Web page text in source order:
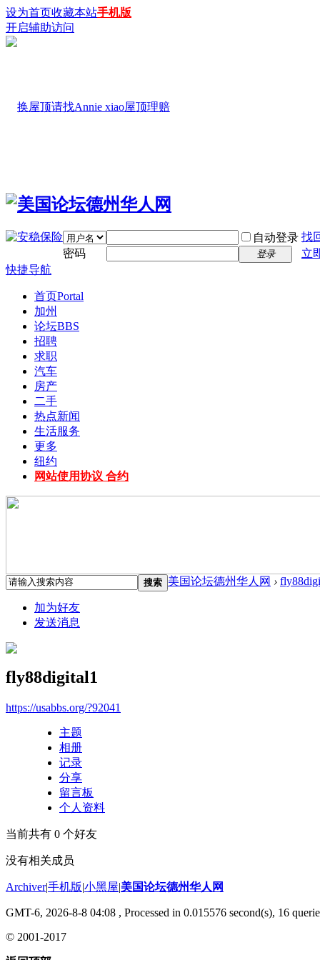
设为首页收藏本站手机版
开启辅助访问
自动登录 找
密码
登录
立
快捷导航
首页Portal
加州
论坛BBS
招聘
求职
汽车
房产
二手
热点新闻
生活服务
更多
纽约
网站使用协议 合约
搜索 美国论坛德州华人网 ›
加为好友
发送消息
fly88digital1
https://usabbs.org/?92041
主题
相册
记录
分享
留言板
个人资料
当前共有 0 个好友
没有相关成员
Archiver|手机版|小黑屋|美国论坛德州华人网
GMT-6, 2026-8-8 04:08 , Processed in 0.015576 second(s), 16
© 2001-2017